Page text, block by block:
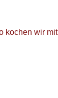
kochen wir mit